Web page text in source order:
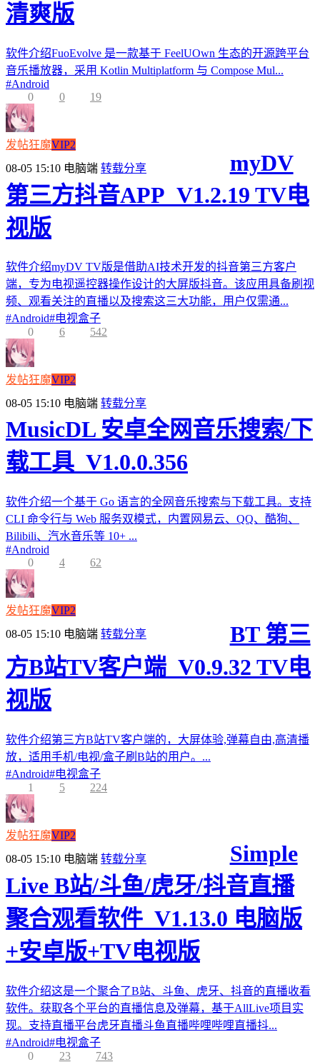
清爽版
软件介绍FuoEvolve 是一款基于 FeelUOwn 生态的开源跨平台
音乐播放器，采用 Kotlin Multiplatform 与 Compose Mul...
#Android
0
0 19
发帖狂魔VIP2
08-05 15:10 电脑端 转载分享
myDV
第三方抖音APP_V1.2.19 TV电
视版
软件介绍myDV TV版是借助AI技术开发的抖音第三方客户
端，专为电视遥控器操作设计的大屏版抖音。该应用具备刷视
频、观看关注的直播以及搜索这三大功能，用户仅需通...
#Android#电视盒子
0
6 542
发帖狂魔VIP2
08-05 15:10 电脑端 转载分享
MusicDL 安卓全网音乐搜索/下
载工具_V1.0.0.356
软件介绍一个基于 Go 语言的全网音乐搜索与下载工具。支持
CLI 命令行与 Web 服务双模式，内置网易云、QQ、酷狗、
Bilibili、汽水音乐等 10+ ...
#Android
0
4 62
发帖狂魔VIP2
08-05 15:10 电脑端 转载分享
BT 第三
方B站TV客户端_V0.9.32 TV电
视版
软件介绍第三方B站TV客户端的，大屏体验,弹幕自由,高清播
放，适用手机/电视/盒子刷B站的用户。...
#Android#电视盒子
1
5 224
发帖狂魔VIP2
08-05 15:10 电脑端 转载分享
Simple
Live B站/斗鱼/虎牙/抖音直播
聚合观看软件_V1.13.0 电脑版
+安卓版+TV电视版
软件介绍这是一个聚合了B站、斗鱼、虎牙、抖音的直播收看
软件。获取各个平台的直播信息及弹幕，基于AllLive项目实
现。支持直播平台虎牙直播斗鱼直播哔哩哔哩直播抖...
#Android#电视盒子
0
23 743